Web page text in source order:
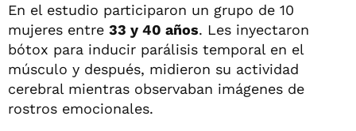
En el estudio participaron un grupo de 10
mujeres entre 33 y 40 años. Les inyectaron
bótox para inducir parálisis temporal en el
músculo y después, midieron su actividad
cerebral mientras observaban imágenes de
rostros emocionales.